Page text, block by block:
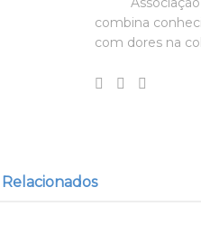
combina
com dores na
Relacionados